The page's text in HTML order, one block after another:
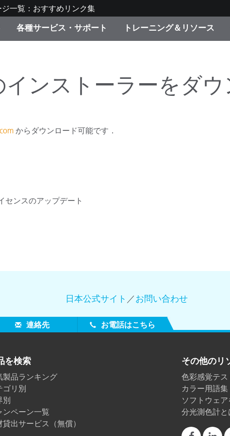
一覧：おすすめリンク集
キャンペーン
リューション
消費者向け製品パッケージ
各種サービス・サポート トレーニング＆リソース
ンター
ンストーラーをダウ
からダウンロード可能です．
ンスのアップデート
日本公式サイト ／お問い合わせ
連絡先 お電話はこちら
を検索
製品ランキング
ゴリ別
別
ンペーン一覧
貸出サービス（無償）
その他のリ
色彩感覚テス
カラー用語集
ソフトウェ
分光測色計と